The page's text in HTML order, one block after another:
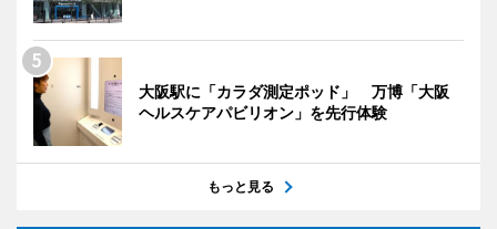
大阪駅に「カラダ測定ポッド」 万博「大阪
ヘルスケアパビリオン」を先行体験
もっと見る